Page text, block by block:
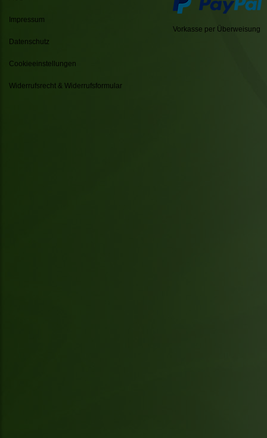
Impressum
Datenschutz
Cookieeinstellungen
Widerrufsrecht & Widerrufsformular
Vorkasse per Überweisung